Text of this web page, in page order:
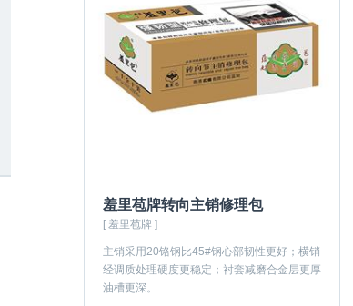
羞里苞牌转向主销修理包
[ 羞里苞牌 ]
主销采用20铬钢比45#钢心部韧性更好；横销
经调质处理硬度更稳定；衬套减磨合金层更厚
油槽更深。